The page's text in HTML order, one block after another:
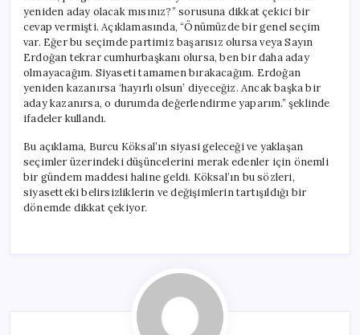
yeniden aday olacak mısınız?” sorusuna dikkat çekici bir
cevap vermişti. Açıklamasında, “Önümüzde bir genel seçim
var. Eğer bu seçimde partimiz başarısız olursa veya Sayın
Erdoğan tekrar cumhurbaşkanı olursa, ben bir daha aday
olmayacağım. Siyaseti tamamen bırakacağım. Erdoğan
yeniden kazanırsa ‘hayırlı olsun’ diyeceğiz. Ancak başka bir
aday kazanırsa, o durumda değerlendirme yaparım.” şeklinde
ifadeler kullandı.
Bu açıklama, Burcu Köksal’ın siyasi geleceği ve yaklaşan
seçimler üzerindeki düşüncelerini merak edenler için önemli
bir gündem maddesi haline geldi. Köksal’ın bu sözleri,
siyasetteki belirsizliklerin ve değişimlerin tartışıldığı bir
dönemde dikkat çekiyor.